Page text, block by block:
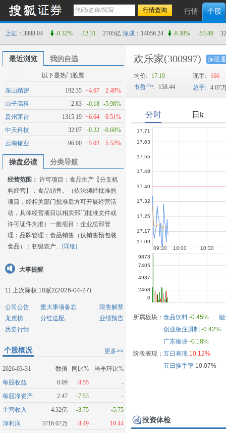
行情 个股
上证 ：3888.04 -0.32% -12.31 2705亿 深成 ：14056.24 -0.38% -53.88
最近浏览 我的自选
以下是热门股票
东山精密 192.35 +4.67
2.49%
山子高科
2.83 -0.18 -5.98%
贵州茅台
1315.19 +6.64
0.51%
中天科技
32.07 -0.22 -0.68%
云南锗业
96.00 +5.02 5.52%
操盘必读 分类导航
经营范围： 许可项目：食品生产【分支机
构经营】：食品销售。（依法须经批准的
项目，经相关部门批准后方可开展经营活
动，具体经营项目以相关部门批准文件或
许可证件为准）一般项目：企业总部管
理；品牌管理；食品销售（仅销售预包装
食品）；初级农产... [详细]
大事提醒
1) 上次除权:10派2(2026-04-27)
公司公告 重大事项备忘
限售解禁
龙虎榜
分红送配
业绩预告
历史行情
更多>>
个股概况
2026-03-31 数值 同比%
当季环比%
每股收益
0.09 8.55
-
每股净资产
2.47 -7.53
-
主营收入
4.32亿 -3.75
-5.75
净利润
3716.07万 8.49
10.44
欢乐家(300997) 深股通
均价: 17.19 现手:
166
市盈
: 158.44 总手: 4.07
所属板块： 食品饮料 -0.45%
创业板注册制 -0.42%
广东板块 -0.18%
阶段表现： 五日表现 10.12%
五日换手率10.07%
投资体检